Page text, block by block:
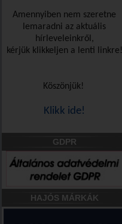
Amennyiben nem szeretne
lemaradni az aktuális
hírleveleinkről,
kérjük klikkeljen a lenti linkre!
Köszönjük!
Klikk ide!
GDPR
HAJÓS MÁRKÁK